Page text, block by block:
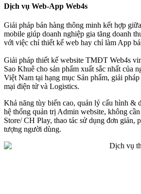
Dịch vụ Web-App Web4s
Giải pháp bán hàng thông minh kết hợp
mobile giúp doanh nghiệp gia tăng doanh
với việc chỉ thiết kế web hay chỉ làm App
Giải pháp thiết kế website TMĐT Web4s
Sao Khuê cho sản phẩm xuất sắc nhất của
Việt Nam tại hạng mục Sản phẩm, giải
mại điện tử và Logistics.
Khả năng tùy biến cao, quản lý cấu hình &
hệ thống quản trị Admin website, không
Store/ CH Play, thao tác sử dụng đơn giản,
tượng người dùng.